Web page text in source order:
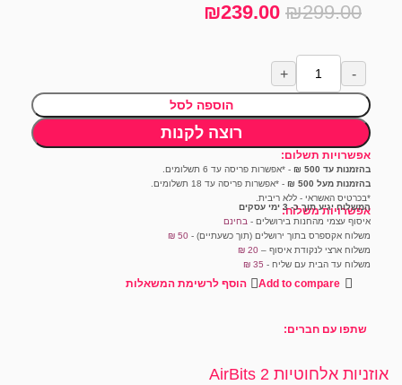
₪299.00
₪239.00
הוספה לסל
רוצה לקנות
אפשרויות תשלום:
בהזמנות עד 500 ₪
- *אפשרות פריסה עד 6 תשלומים.
בהזמנות מעל 500 ₪
- *אפשרות פריסה עד 18 תשלומים.
*בכרטיס האשראי - ללא ריבית.
אפשרויות משלוח:
המשלוח יגיע תוך כ- 3 ימי עסקים
איסוף עצמי מהחנות בירושלים - בחינם
משלוח אקספרס בתוך ירושלים (תוך כשעתיים) - 50 ₪
משלוח ארצי לנקודת איסוף – 20 ₪
משלוח עד הבית עם שליח - 35
₪
Add to compare הוסף לרשימת המשאלות
שתפו עם חברים:
אוזניות אלחוטיות AirBits 2